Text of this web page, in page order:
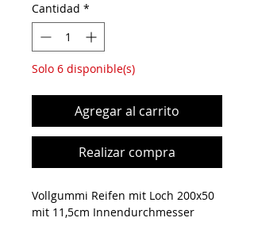
Cantidad *
Solo 6 disponible(s)
Agregar al carrito
Realizar compra
Vollgummi Reifen mit Loch 200x50
mit 11,5cm Innendurchmesser